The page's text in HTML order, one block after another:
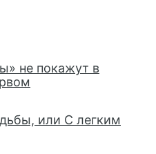
не покажут в
или С легким